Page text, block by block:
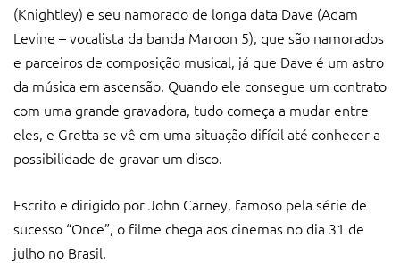
(Knightley) e seu namorado de longa data Dave (Adam
Levine – vocalista da banda Maroon 5), que são namorados
e parceiros de composição musical, já que Dave é um astro
da música em ascensão. Quando ele consegue um contrato
com uma grande gravadora, tudo começa a mudar entre
eles, e Gretta se vê em uma situação difícil até conhecer a
possibilidade de gravar um disco.
Escrito e dirigido por John Carney, famoso pela série de
sucesso “Once”, o filme chega aos cinemas no dia 31 de
julho no Brasil.